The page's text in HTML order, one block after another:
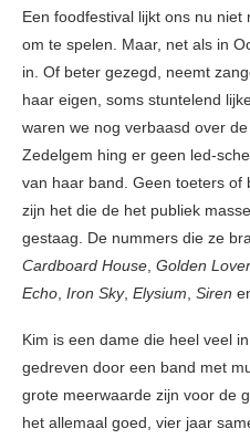
Een foodfestival lijkt ons nu
om te spelen. Maar, net als in
in. Of beter gezegd, neemt
haar eigen, soms stuntelend
waren we nog verbaasd over
Zedelgem hing er geen led-
van haar band. Geen toeters of
zijn het die de het publiek
gestaag. De nummers die ze
Cardboard House Golden Lover
Echo Iron Sky, Elysium Siren
Kim is een dame die heel veel
gedreven door een band met
grote meerwaarde zijn voor de
het allemaal goed, vier jaar